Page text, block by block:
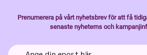
Prenumerera på vårt nyhetsbrev för att få
senaste nyheterns och